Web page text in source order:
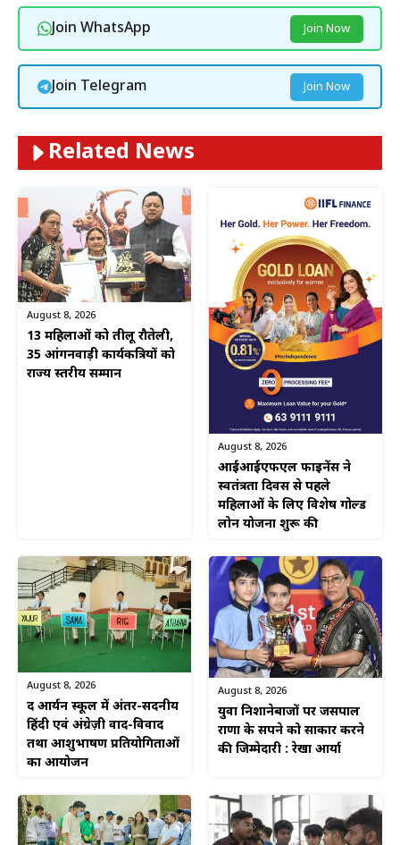
Join WhatsApp Join Now
Join Telegram Join Now
Related News
August 8, 2026
13 महिलाओं को तीलू रौतेली,
35 आंगनवाड़ी कार्यकत्रियों को
राज्य स्तरीय सम्मान
August 8, 2026
आईआईएफएल फाइनेंस ने
स्वतंत्रता दिवस से पहले
महिलाओं के लिए विशेष गोल्ड
लोन योजना शुरू की
August 8, 2026
द आर्यन स्कूल में अंतर-सदनीय
हिंदी एवं अंग्रेज़ी वाद-विवाद
तथा आशुभाषण प्रतियोगिताओं
का आयोजन
August 8, 2026
युवा निशानेबाजों पर जसपाल
राणा के सपने को साकार करने
की जिम्मेदारी : रेखा आर्या